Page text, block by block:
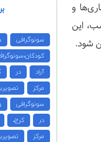
و
این
شود.
سونوگرافی
آراد
در
مرکز
سونوگرافی
در
کرج،
مرکز